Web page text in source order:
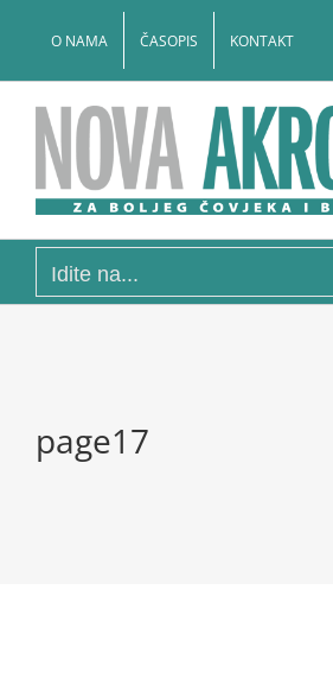
O NAMA ČASOPIS KONTAKT
Idite na...
page17